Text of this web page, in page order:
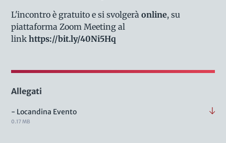
L'incontro è gratuito e si svolgeràonline, su
piattaforma Zoom Meeting al
linkhttps://bit.ly/40Ni5Hq
Allegati
- Locandina Evento
0.17 MB